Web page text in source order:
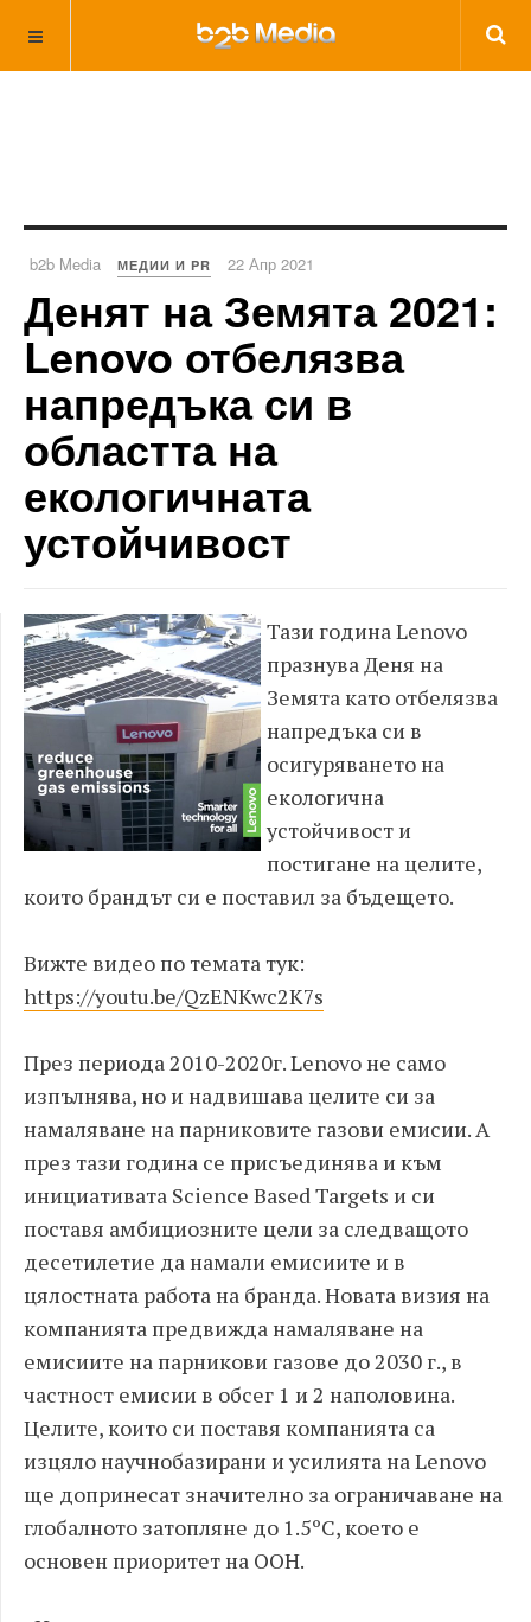
b2b Media МЕДИИ И PR 22 Апр 2021
Денят на Земята 2021:
Lenovo отбелязва
напредъка си в
областта на
екологичната
устойчивост
Тази година Lenovo
празнува Деня на
Земята като отбелязва
напредъка си в
осигуряването на
екологична
устойчивост и
постигане на целите,
които брандът си е поставил за бъдещето.
Вижте видео по темата тук:
https://youtu.be/QzENKwc2K7s
През периода 2010-2020г. Lenovo не само
изпълнява, но и надвишава целите си за
намаляване на парниковите газови емисии. А
през тази година се присъединява и към
инициативата Science Based Targets и си
поставя амбициозните цели за следващото
десетилетие да намали емисиите и в
цялостната работа на бранда. Новата визия на
компанията предвижда намаляване на
емисиите на парникови газове до 2030 г., в
частност емисии в обсег 1 и 2 наполовина.
Целите, които си поставя компанията са
изцяло научнобазирани и усилията на Lenovo
ще допринесат значително за ограничаване на
глобалното затопляне до 1.5ºC, което е
основен приоритет на ООН.